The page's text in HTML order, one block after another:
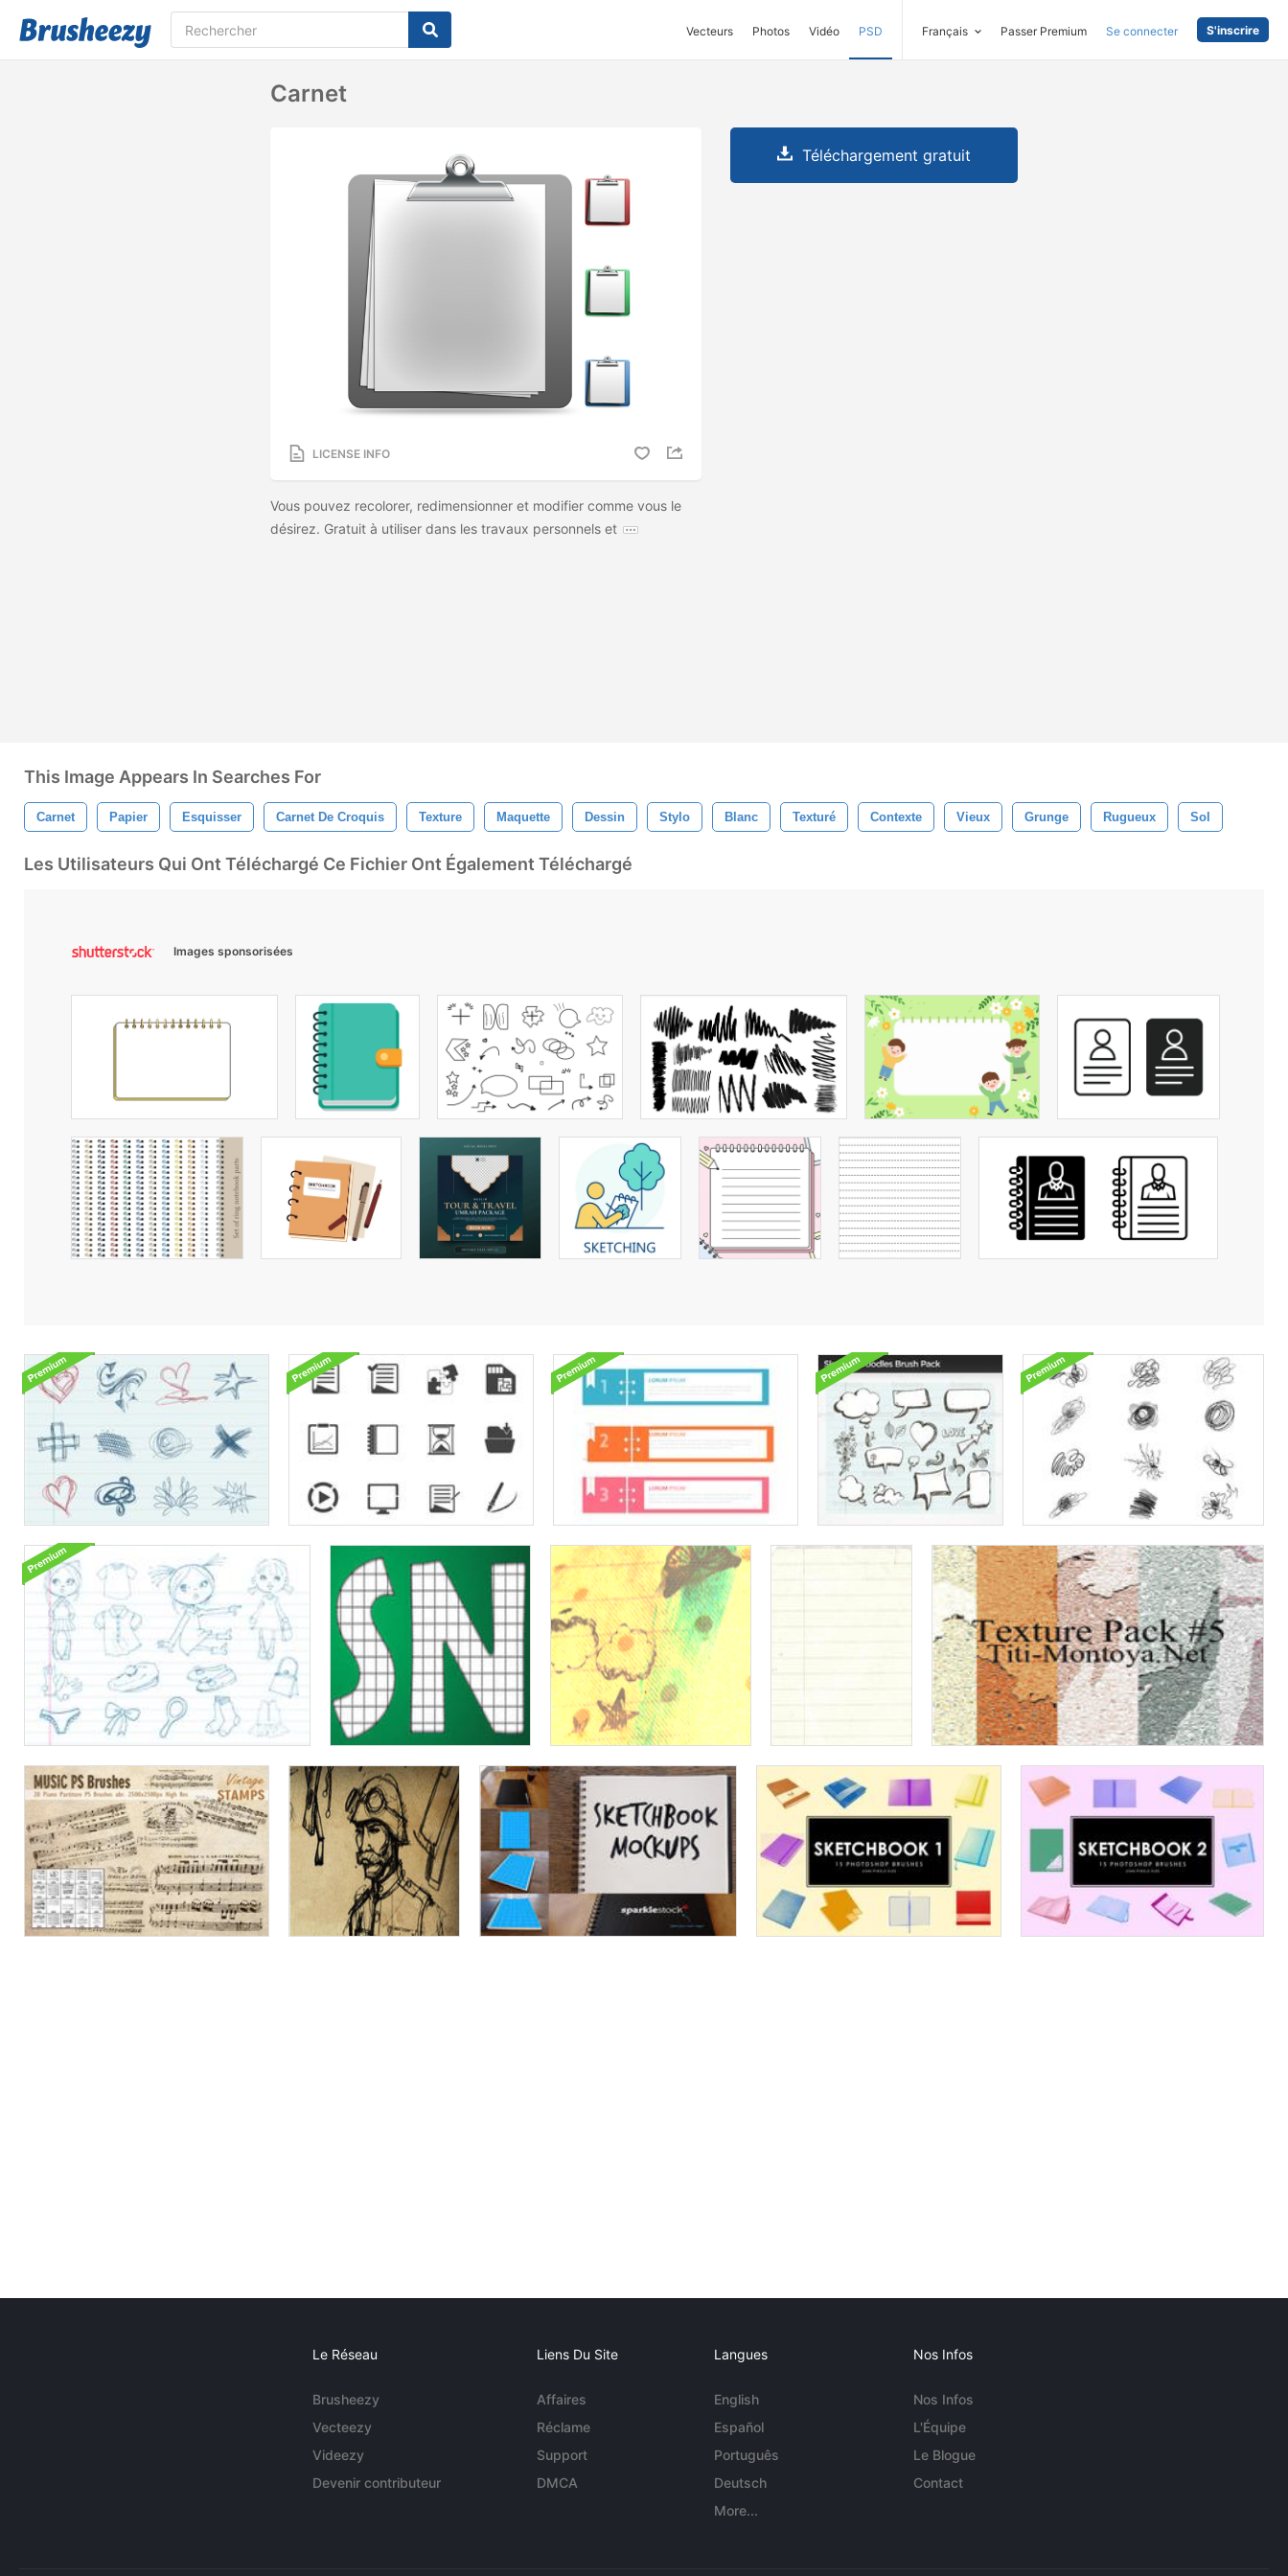
Vecteurs Photos Vidéo PSD Français Passer Premium Se connecter S'inscrire
Carnet
LICENSE INFO
Vous pouvez recolorer, redimensionner et modifier comme vous le
désirez. Gratuit à utiliser dans les travaux personnels et
Téléchargement gratuit
This Image Appears In Searches For
Carnet Papier Esquisser Carnet De Croquis Texture Maquette Dessin Stylo Blanc Texturé Contexte Vieux Grunge Rugueux Sol
Les Utilisateurs Qui Ont Téléchargé Ce Fichier Ont Également Téléchargé
Images sponsorisées
Le Réseau
Brusheezy
Vecteezy
Videezy
Devenir contributeur
Liens Du Site
Affaires
Réclame
Support
DMCA
Langues
English
Español
Português
Deutsch
More...
Nos Infos
Nos Infos
L'Équipe
Le Blogue
Contact